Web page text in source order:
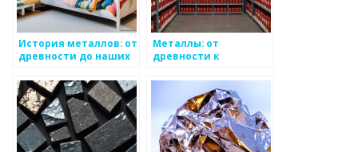
История металлов: от
древности до наших
Металлы: от
древности к